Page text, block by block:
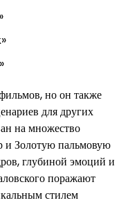
но он также
для других
на множество
и Золотую пальмовую
глубиной эмоций и
поражают
стилем